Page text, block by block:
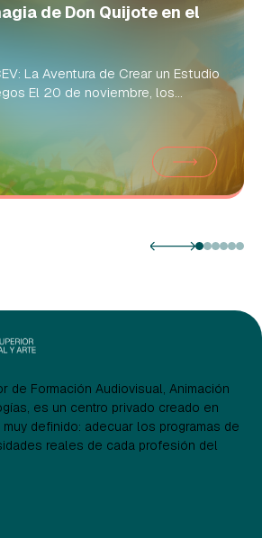
de Don Quijote en el
La Aventura de Crear un Estudio
El 20 de noviembre, los...
de Formación Audiovisual, Animación
es un centro privado creado en
definido: adecuar los programas de
reales de cada profesión del